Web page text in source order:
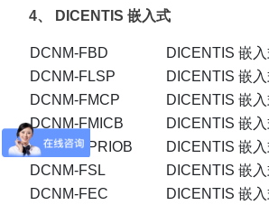
4、 DICENTIS 嵌入式
DCNM-FBD DICENTIS 嵌
DCNM-FLSP
DICENTIS 嵌
DCNM-FMCP
DICENTIS 嵌
DCNM-FMICB
DICENTIS 嵌
DCNM-FPRIOB
DICENTIS 嵌
DCNM-FSL
DICENTIS 嵌
DCNM-FEC
DICENTIS 嵌